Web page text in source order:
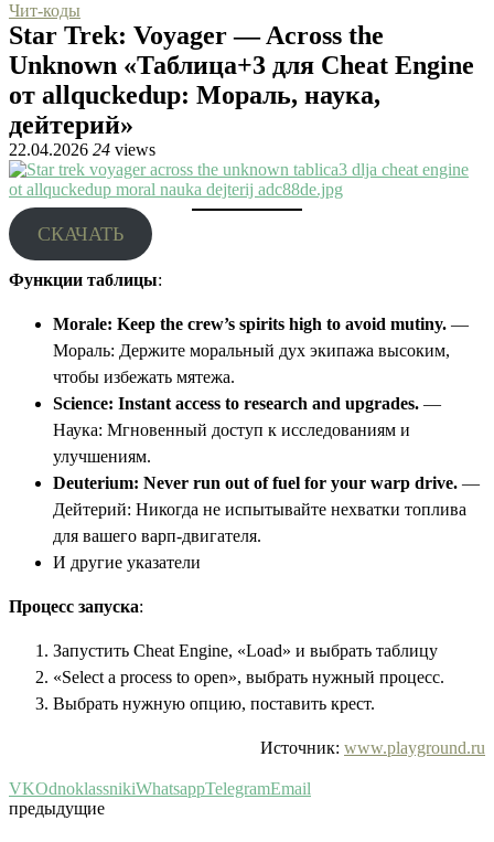
Чит-коды
Star Trek: Voyager — Across the
Unknown «Таблица+3 для Cheat Engine
от allquckedup: Мораль, наука,
дейтерий»
22.04.2026 24 views
СКАЧАТЬ
Функции таблицы:
Morale: Keep the crew’s spirits high to avoid mutiny. —
Мораль: Держите моральный дух экипажа высоким,
чтобы избежать мятежа.
Science: Instant access to research and upgrades. —
Наука: Мгновенный доступ к исследованиям и
улучшениям.
Deuterium: Never run out of fuel for your warp drive. —
Дейтерий: Никогда не испытывайте нехватки топлива
для вашего варп-двигателя.
И другие указатели
Процесс запуска:
Запустить Cheat Engine, «Load» и выбрать таблицу
«Select a process to open», выбрать нужный процесс.
Выбрать нужную опцию, поставить крест.
Источник: www.playground.ru
VKOdnoklassnikiWhatsappTelegramEmail
предыдущие